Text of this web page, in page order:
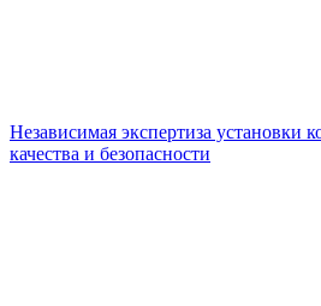
Независимая экспертиза установки
качества и безопасности